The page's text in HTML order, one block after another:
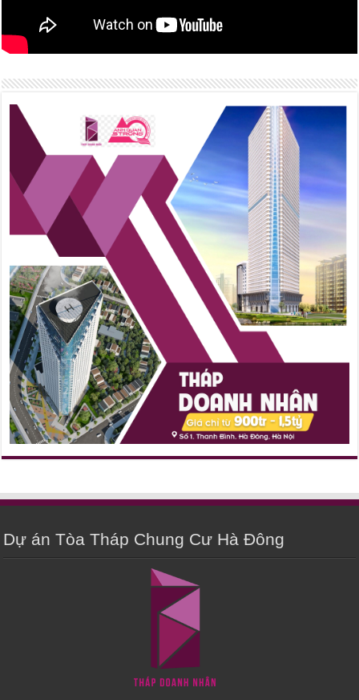
Dự án Tòa Tháp Chung Cư Hà Đông